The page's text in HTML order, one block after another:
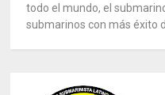
todo el mundo, el
submarinos con más éxito